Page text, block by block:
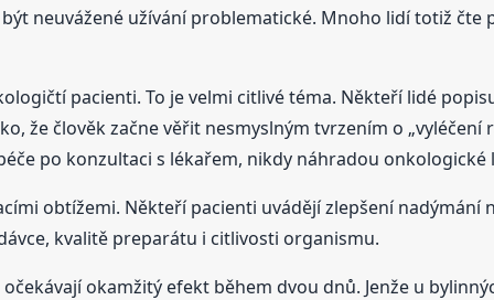
neuvážené užívání problematické. Mnoho lidí totiž čte
pacienti. To je velmi citlivé téma. Někteří lidé
že člověk začne věřit nesmyslným tvrzením o
po konzultaci s lékařem, nikdy náhradou onkologické
obtížemi. Někteří pacienti uvádějí zlepšení
kvalitě preparátu i citlivosti organismu.
očekávají okamžitý efekt během dvou dnů. Jenže u